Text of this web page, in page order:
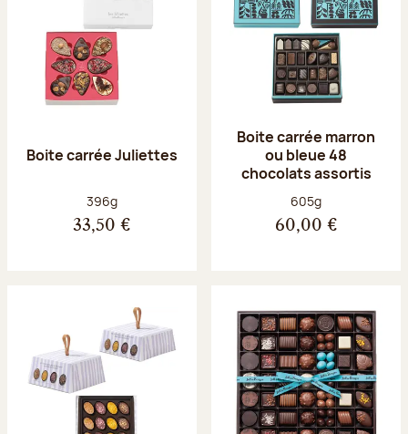
Boite carrée Juliettes
Poids net :
396g
33,50 €
Boite carrée marron
ou bleue 48
chocolats assortis
Poids net :
605g
60,00 €